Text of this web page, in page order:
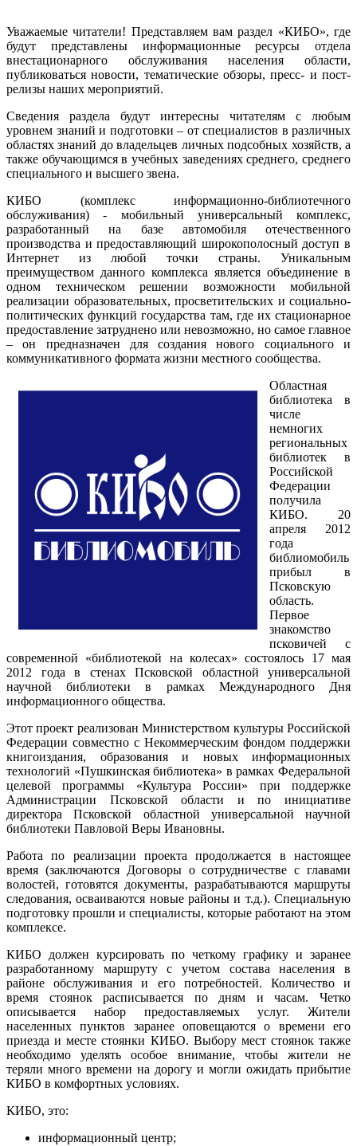
Уважаемые читатели! Представляем вам раздел «КИБО», где
будут представлены информационные ресурсы отдела
внестационарного обслуживания населения области,
публиковаться новости, тематические обзоры, пресс- и пост-
релизы наших мероприятий.
Сведения раздела будут интересны читателям с любым
уровнем знаний и подготовки – от специалистов в различных
областях знаний до владельцев личных подсобных хозяйств, а
также обучающимся в учебных заведениях среднего, среднего
специального и высшего звена.
КИБО (комплекс информационно-библиотечного
обслуживания) - мобильный универсальный комплекс,
разработанный на базе автомобиля отечественного
производства и предоставляющий широкополосный доступ в
Интернет из любой точки страны. Уникальным
преимуществом данного комплекса является объединение в
одном техническом решении возможности мобильной
реализации образовательных, просветительских и социально-
политических функций государства там, где их стационарное
предоставление затруднено или невозможно, но самое главное
– он предназначен для создания нового социального и
коммуникативного формата жизни местного сообщества.
Областная
библиотека в
числе
немногих
региональных
библиотек в
Российской
Федерации
получила
КИБО. 20
апреля 2012
года
библиомобиль
прибыл в
Псковскую
область.
Первое
знакомство
псковичей с
современной «библиотекой на колесах» состоялось 17 мая
2012 года в стенах Псковской областной универсальной
научной библиотеки в рамках Международного Дня
информационного общества.
Этот проект реализован Министерством культуры Российской
Федерации совместно с Некоммерческим фондом поддержки
книгоиздания, образования и новых информационных
технологий «Пушкинская библиотека» в рамках Федеральной
целевой программы «Культура России» при поддержке
Администрации Псковской области и по инициативе
директора Псковской областной универсальной научной
библиотеки Павловой Веры Ивановны.
Работа по реализации проекта продолжается в настоящее
время (заключаются Договоры о сотрудничестве с главами
волостей, готовятся документы, разрабатываются маршруты
следования, осваиваются новые районы и т.д.). Специальную
подготовку прошли и специалисты, которые работают на этом
комплексе.
КИБО должен курсировать по четкому графику и заранее
разработанному маршруту с учетом состава населения в
районе обслуживания и его потребностей. Количество и
время стоянок расписывается по дням и часам. Четко
описывается набор предоставляемых услуг. Жители
населенных пунктов заранее оповещаются о времени его
приезда и месте стоянки КИБО. Выбору мест стоянок также
необходимо уделять особое внимание, чтобы жители не
теряли много времени на дорогу и могли ожидать прибытие
КИБО в комфортных условиях.
КИБО, это:
информационный центр;